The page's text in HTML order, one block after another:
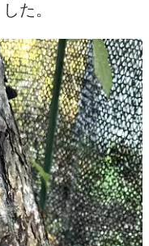
た。